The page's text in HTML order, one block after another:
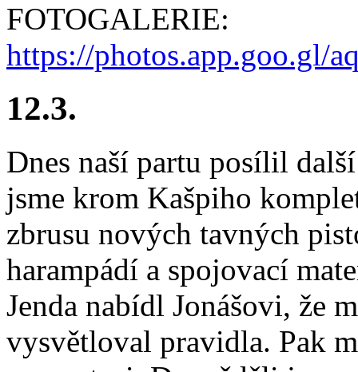
FOTOGALERIE:
https://photos.app.goo.gl/
12.3.
Dnes naší partu posílil
jsme krom Kašpiho
zbrusu nových tavných
harampádí a spojovací
Jenda nabídl Jonášovi, že
vysvětloval pravidla. Pak